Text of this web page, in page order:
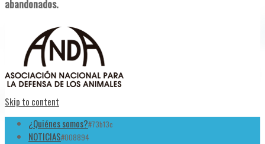
abandonados.
Skip to content
¿Quiénes somos?#73b13c
NOTICIAS#008894